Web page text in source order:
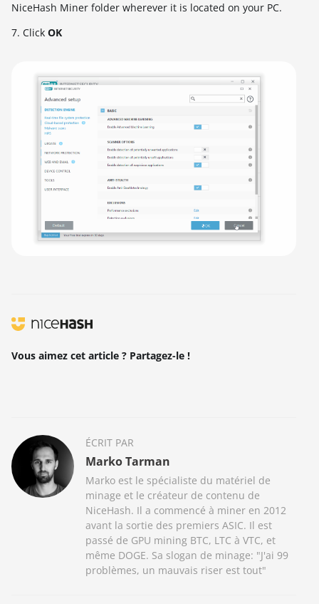
NiceHash Miner folder wherever it is located on your PC.
7. Click OK
Vous aimez cet article ? Partagez-le !
ÉCRIT PAR
Marko Tarman
Marko est le spécialiste du matériel de
minage et le créateur de contenu de
NiceHash. Il a commencé à miner en 2012
avant la sortie des premiers ASIC. Il est
passé de GPU mining BTC, LTC à VTC, et
même DOGE. Sa slogan de minage: "J'ai 99
problèmes, un mauvais riser est tout"